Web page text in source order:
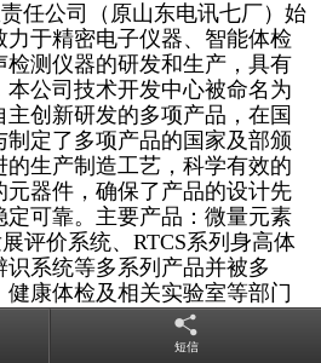
公司（原山东电讯七厂）始
力于精密电子仪器、智能体检
测仪器的研发和生产，具有
公司技术开发中心被命名为
创新研发的多项产品，在国
定了多项产品的国家及部颁
生产制造工艺，科学有效的
元器件，确保了产品的设计先
可靠。主要产品：微量元素
评价系统、RTCS系列身高体
系统等多系列产品并被多
康体检及相关实验室等部门
用户的良好评价，用户的需求
本公司愿竭诚为新老用户提供
短信